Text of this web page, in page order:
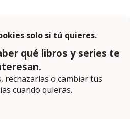
de Amazon obtengo
compras adscritas que